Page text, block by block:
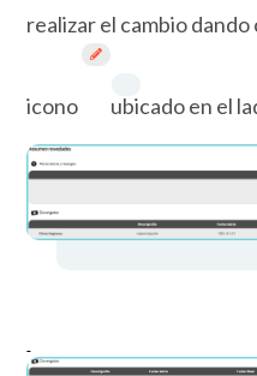
realizar el cambio
icono ubicado en el